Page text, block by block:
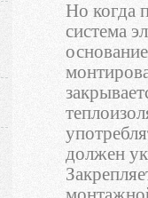
Но когда
система
должен